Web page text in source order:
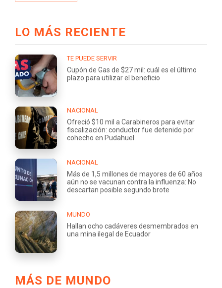
LO MÁS RECIENTE
TE PUEDE SERVIR
Cupón de Gas de $27 mil: cuál es el último
plazo para utilizar el beneficio
NACIONAL
Ofreció $10 mil a Carabineros para evitar
fiscalización: conductor fue detenido por
cohecho en Pudahuel
NACIONAL
Más de 1,5 millones de mayores de 60 años
aún no se vacunan contra la influenza: No
descartan posible segundo brote
MUNDO
Hallan ocho cadáveres desmembrados en
una mina ilegal de Ecuador
MÁS DE MUNDO